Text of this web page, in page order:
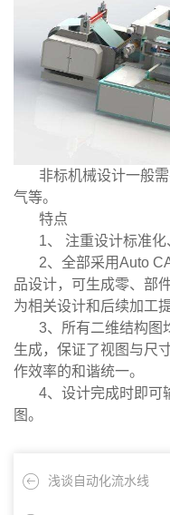
非标机械设计一般
气等。
特点
1、 注重设计标准化
2、全部采用Auto
品设计，可生成零、部
为相关设计和后续加工
3、所有二维结构图
生成，保证了视图与尺
作效率的和谐统一。
4、设计完成时即可
图。
浅谈自动化流水线